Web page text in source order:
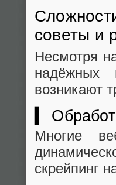
советы и
Несмотря
надёжных
возникают
▍
Многие
скрейпинг